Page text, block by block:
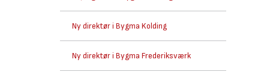
Ny direktør i Bygma Kolding
Ny direktør i Bygma Frederiksværk